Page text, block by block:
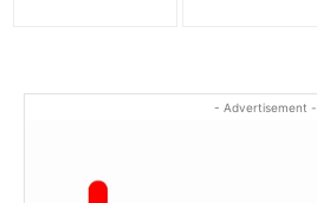
- Advertisement -